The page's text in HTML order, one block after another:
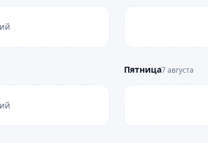
Пятница7 августа